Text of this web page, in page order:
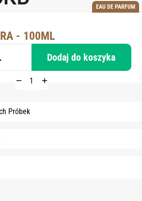
EAU DE PARFUM
- 100ML
Dodaj do koszyka
Próbek